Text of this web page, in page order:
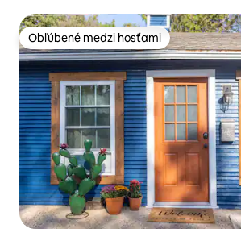
Obľúbené medzi hosťami
Obľúbené medzi hosťami